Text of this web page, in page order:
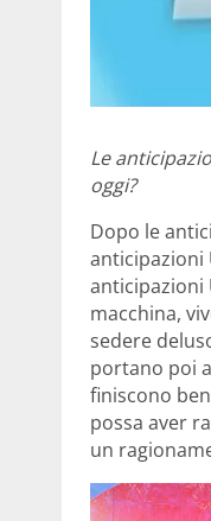
Le
oggi?
Dopo le
anticipazioni
anticipazioni
macchina,
sedere
portano poi
finiscono
possa aver
un